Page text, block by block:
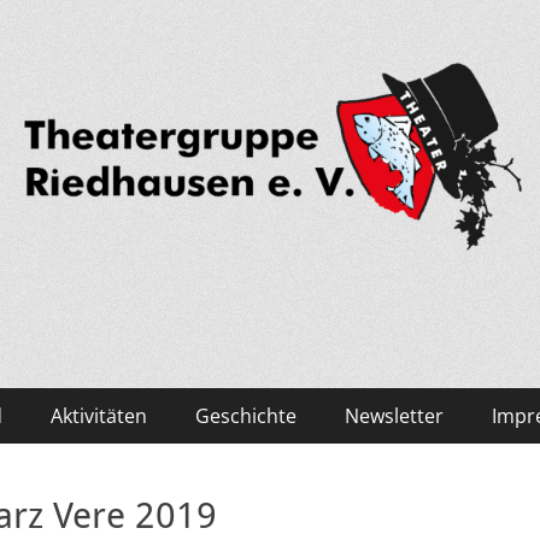
Aktivitäten Geschichte Newsletter
Vere 2019